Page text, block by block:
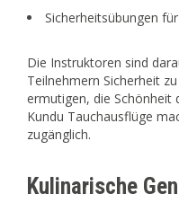
Sicherheitsübungen
Die Instruktoren sind
Teilnehmern Sicherheit
ermutigen, die Schönheit
Kundu Tauchausflüge
zugänglich.
Kulinarische